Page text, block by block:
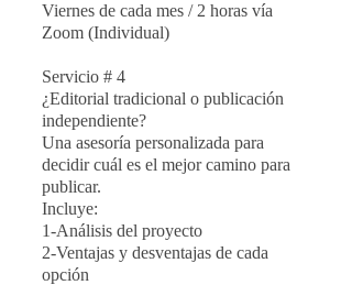
Viernes de cada mes / 2 horas vía
Zoom (Individual)
Servicio # 4
¿Editorial tradicional o publicación
independiente?
Una asesoría personalizada para
decidir cuál es el mejor camino para
publicar.
Incluye:
1-Análisis del proyecto
2-Ventajas y desventajas de cada
opción